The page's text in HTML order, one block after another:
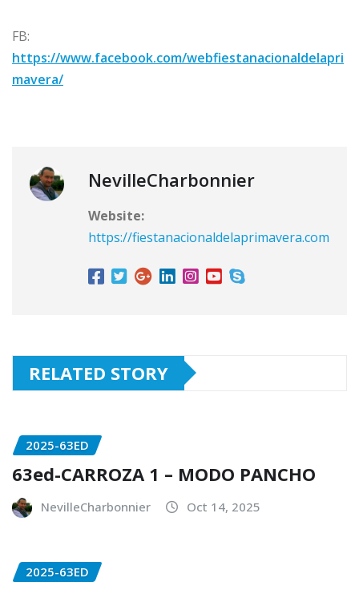
FB:
https://www.facebook.com/webfiestanacionaldelapri
mavera/
NevilleCharbonnier
Website:
https://fiestanacionaldelaprimavera.com
RELATED STORY
2025-63ED
63ed-CARROZA 1 – MODO PANCHO
NevilleCharbonnier Oct 14, 2025
2025-63ED